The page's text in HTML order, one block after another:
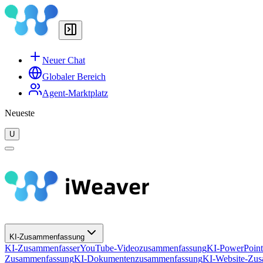
Neuer Chat
Globaler Bereich
Agent-Marktplatz
Neueste
U
KI-Zusammenfassung
KI-ZusammenfasserYouTube-VideozusammenfassungKI-
ZusammenfassungKI-DokumentenzusammenfassungKI-Website-